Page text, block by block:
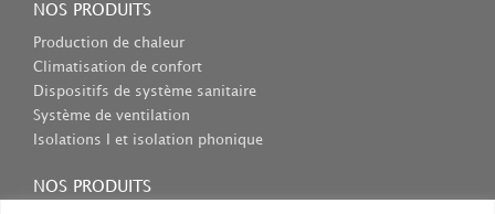
NOS PRODUITS
Production de chaleur
Climatisation de confort
Dispositifs de système sanitaire
Système de ventilation
Isolations I et isolation phonique
NOS PRODUITS